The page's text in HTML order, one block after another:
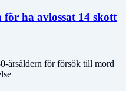
för ha avlossat 14 skott
årsåldern för försök till mord